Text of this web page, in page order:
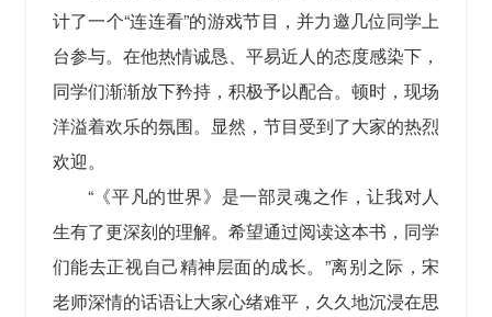
计了一个“连连看”的游戏节目，并力邀几位同学上
台参与。在他热情诚恳、平易近人的态度感染下，
同学们渐渐放下矜持，积极予以配合。顿时，现场
洋溢着欢乐的氛围。显然，节目受到了大家的热烈
欢迎。
“《平凡的世界》是一部灵魂之作，让我对人
生有了更深刻的理解。希望通过阅读这本书，同学
们能去正视自己精神层面的成长。”离别之际，宋
老师深情的话语让大家心绪难平，久久地沉浸在思